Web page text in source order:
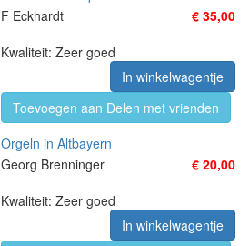
F Eckhardt
€ 35,00
Kwaliteit: Zeer goed
In winkelwagentje
Toevoegen aan Delen met vrienden
Orgeln in Altbayern
Georg Brenninger
€ 20,00
Kwaliteit: Zeer goed
In winkelwagentje